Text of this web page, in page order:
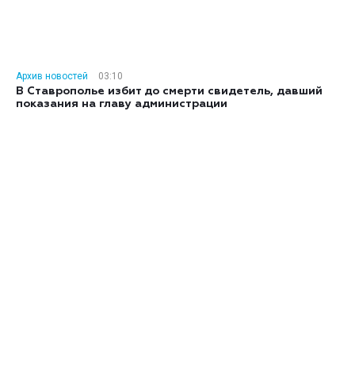
Архив новостей
03:10
В Ставрополье избит до смерти свидетель, давший
показания на главу администрации